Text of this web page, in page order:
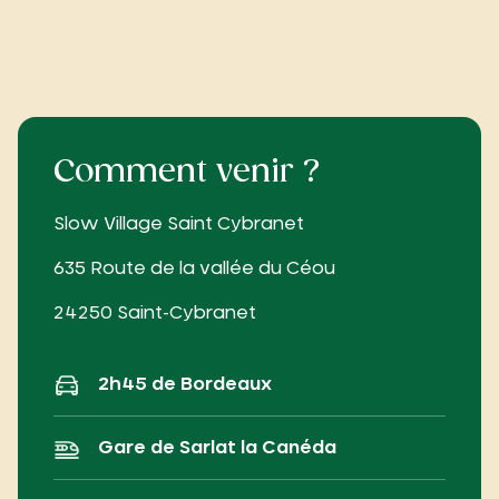
Comment venir ?
Slow Village Saint Cybranet
635 Route de la vallée du Céou
24250 Saint-Cybranet
2h45 de Bordeaux
Gare de Sarlat la Canéda